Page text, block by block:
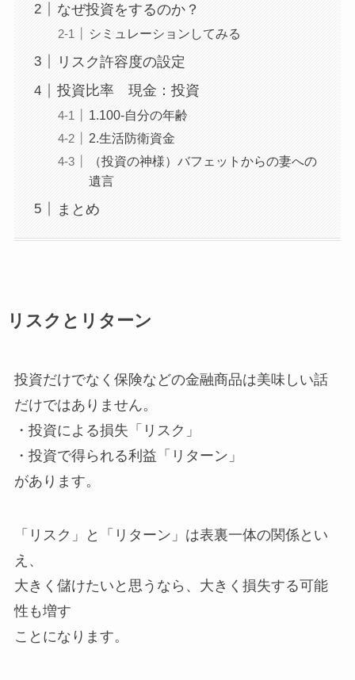
なぜ投資をするのか？
シミュレーションしてみる
リスク許容度の設定
投資比率 現金：投資
1.100-自分の年齢
2.生活防衛資金
（投資の神様）バフェットからの妻への
遺言
まとめ
リスクとリターン
投資だけでなく保険などの金融商品は美味しい話
だけではありません。
・投資による損失「リスク」
・投資で得られる利益「リターン」
があります。
「リスク」と「リターン」は表裏一体の関係とい
え、
大きく儲けたいと思うなら、大きく損失する可能
性も増す
ことになります。